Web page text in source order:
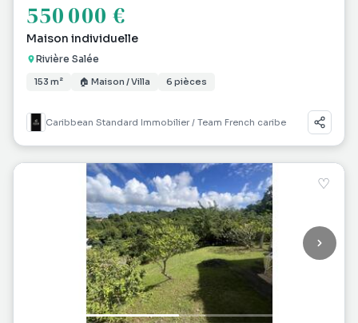
550 000 €
Maison individuelle
Rivière Salée
153 m² 🏠 Maison / Villa 6 pièces
Caribbean Standard Immobilier / Team French caribe
♡